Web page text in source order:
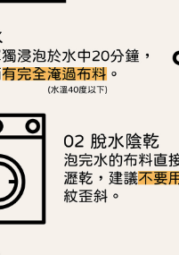
技股份有限公司。
terms/#terms3
用者請事先徵得法定代理人或監護
後付」，若未經同意申辦者引起之損
先享後付」時，將依據個別帳號
之上限額度；若仍有額度不足之情
份認證。
冊多個帳號或使用他人資訊註冊。
限公司將有權停止該用戶之使用額